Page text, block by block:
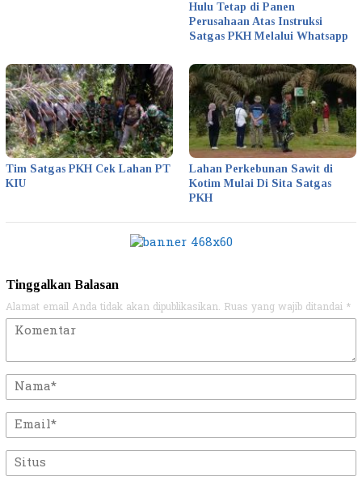
Hulu Tetap di Panen
Perusahaan Atas Instruksi
Satgas PKH Melalui Whatsapp
Tim Satgas PKH Cek Lahan PT
KIU
Lahan Perkebunan Sawit di
Kotim Mulai Di Sita Satgas
PKH
Tinggalkan Balasan
Alamat email Anda tidak akan dipublikasikan. Ruas yang wajib ditandai *